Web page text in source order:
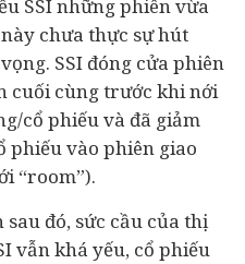
SSI những phiên vừa
chưa thực sự hút
SSI đóng cửa phiên
cuối cùng trước khi nới
cổ phiếu và đã giảm
phiếu vào phiên giao
“room”).
đó, sức cầu của thị
vẫn khá yếu, cổ phiếu